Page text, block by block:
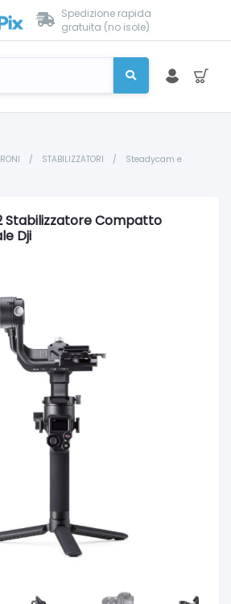
Spedizione rapida
gratuita (no isole)
/ STABILIZZATORI /
Steadycam e
Stabilizzatore Compatto
Dji